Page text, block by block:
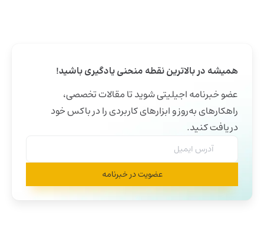
همیشه در بالاترین نقطه منحنی یادگیری باشید!
عضو خبرنامه اجیلیتی شوید تا مقالات تخصصی،
راهکارهای به‌روز و ابزارهای کاربردی را در باکس خود
دریافت کنید.
عضویت در خبرنامه